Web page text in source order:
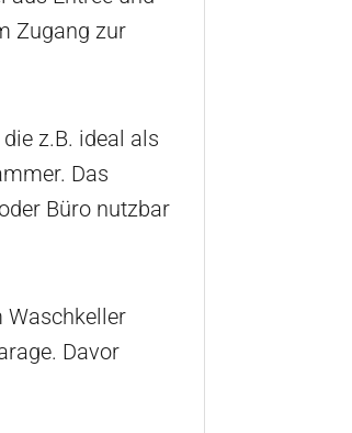
Zugang zur
z.B. ideal als
Das
Büro nutzbar
Waschkeller
Davor